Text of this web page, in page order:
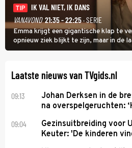
TIP
IK VAL NIET, IK DANS
VANAVOND 21:35 - 22:25· SERIE
Emma krijgt een gigantische klap te
opnieuw ziek blijkt te zijn, maar in de
Ik Dans laat ze zien dat ze niet van
Laatste nieuws van TVgids.nl
09:13
Johan Derksen in de
na overspelgeruchten:
09:04
Gezinsuitbreiding voor
Keuter: 'De kinderen